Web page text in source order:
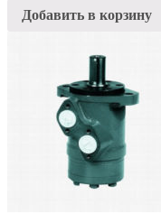
Добавить в корзину